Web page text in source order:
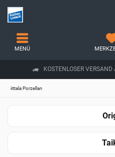
KOSTENLOSER
MENÜ
iittala Porzellan